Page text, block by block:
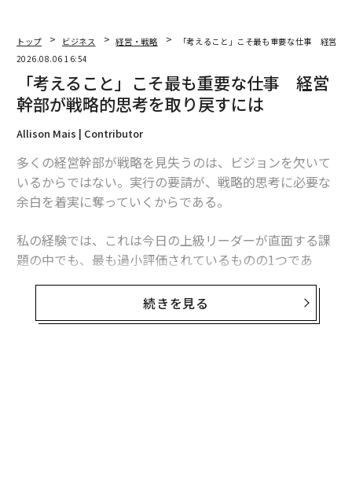
トップ ビジネス 経営・戦略
「考えること」こそ最も重要な仕事 経営幹
2026.08.06 16:54
「考えること」こそ最も重要な仕事 経営
幹部が戦略的思考を取り戻すには
Allison Mais | Contributor
多くの経営幹部が戦略を見失うのは、ビジョンを欠いて
いるからではない。実行の要請が、戦略的思考に必要な
余白を着実に奪っていくからである。
私の経験では、これは今日の上級リーダーが直面する課
題の中でも、最も過小評価されているものの1つであ
向けリトリートが不足していることではない。問題は、
多くのリーダーが、緊急性が内省を常に上回る環境で仕
続きを見る